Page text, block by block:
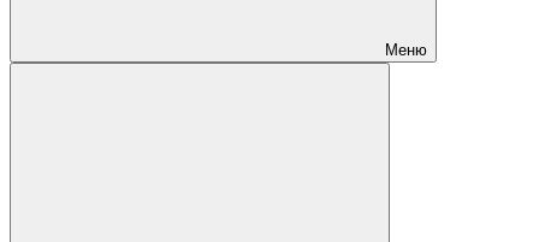
Меню